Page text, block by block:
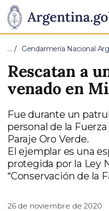
Presidencia
de
la
Nación
Pasar al contenido
… Gendarmería Nacional
Rescatan a
venado en
Fue durante un
personal de la
Paraje Oro Verde.
El ejemplar es una
protegida por la Ley
“Conservación de la
26 de noviembre de 2020